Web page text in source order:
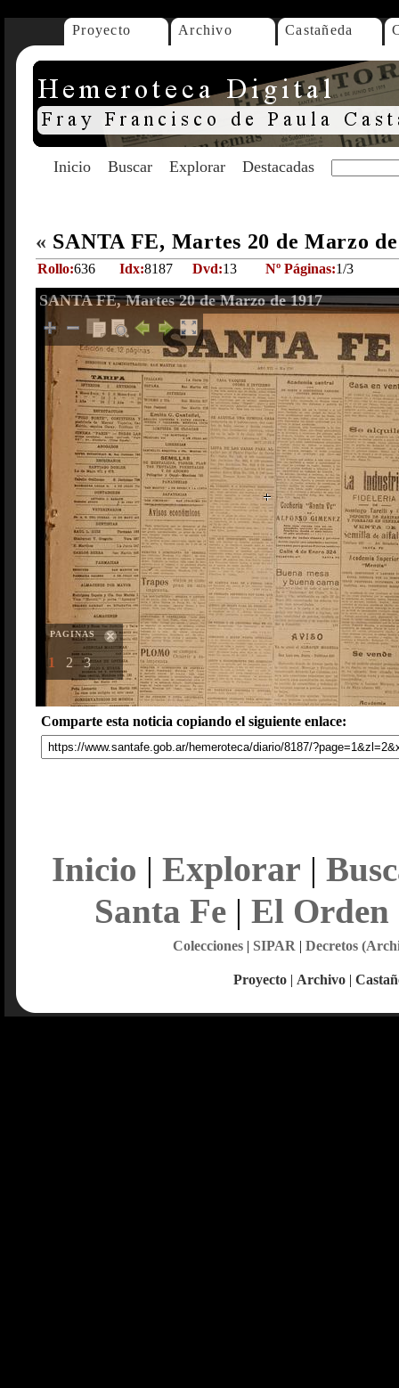
Proyecto Archivo Castañeda
Inicio Buscar Explorar Destacadas
« SANTA FE, Martes 20 de Marzo
Rollo:636 Idx:8187 Dvd:13 Nº Páginas:1/3
SANTA FE, Martes 20 de Marzo de 1917
PAGINAS
1 2 3
Comparte esta noticia copiando el siguiente enlace:
Inicio | Explorar |
Santa Fe| El Orden
Colecciones| SIPAR | Decretos
Proyecto | Archivo |